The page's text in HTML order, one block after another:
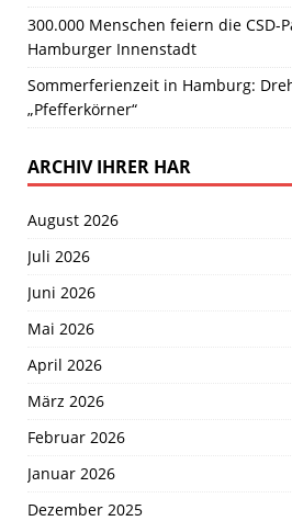
300.000 Menschen feiern die CSD-
Hamburger Innenstadt
Sommerferienzeit in Hamburg:
„Pfefferkörner“
ARCHIV IHRER HAR
August 2026
Juli 2026
Juni 2026
Mai 2026
April 2026
März 2026
Februar 2026
Januar 2026
Dezember 2025